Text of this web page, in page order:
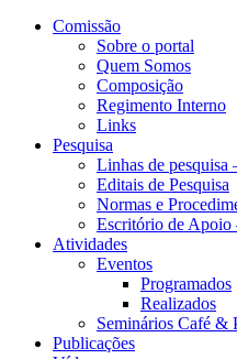
Comissão
Sobre o portal
Quem Somos
Composição
Regimento Interno
Links
Pesquisa
Linhas de pesquisa
Editais de Pesquisa
Normas e
Escritório de
Atividades
Eventos
Programados
Realizados
Seminários Café &
Publicações